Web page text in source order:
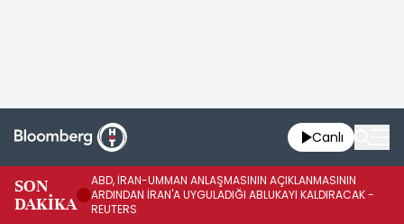
Canlı
SON
DAKİKA
ABD, İRAN-UMMAN ANLAŞMASININ AÇIKLANMASININ
ARDINDAN İRAN'A UYGULADIĞI ABLUKAYI KALDIRACAK -
REUTERS